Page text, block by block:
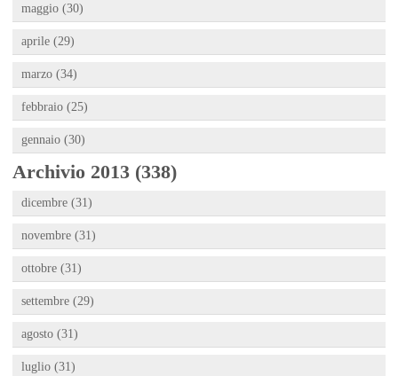
maggio (30)
aprile (29)
marzo (34)
febbraio (25)
gennaio (30)
Archivio 2013 (338)
dicembre (31)
novembre (31)
ottobre (31)
settembre (29)
agosto (31)
luglio (31)